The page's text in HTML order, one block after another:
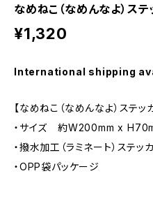
なめねこ（なめんなよ）ステ
¥1,320
International shipping
【なめねこ（なめんなよ）ステッ
・サイズ 約W200mm x
・撥水加工（ラミネート）ステッ
・OPP袋パッケージ